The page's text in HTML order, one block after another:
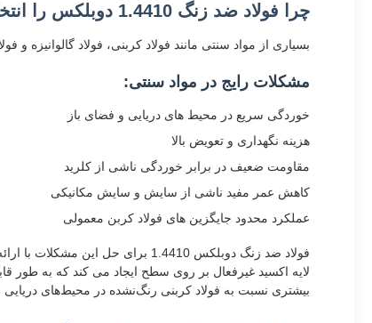
چرا فولاد ضد زنگ 1.4410 دوبلکس را انتخاب کنید؟
بسیاری از مواد سنتی مانند فولاد کربنی، فولاد
مشکلات رایج در مواد سنتی:
خوردگی سریع در محیط های دریایی و فضای باز
هزینه نگهداری و تعویض بالا
مقاومت ضعیف در برابر خوردگی ناشی از کلرید
کاهش عمر مفید ناشی از سایش و سایش مکانیکی
عملکرد محدود جایگزین های فولاد کربن معمولی
فولاد ضد زنگ دوبلکس 1.4410
بیشتری نسبت به فولاد کربنی رنگ‌نشده در محیط‌های